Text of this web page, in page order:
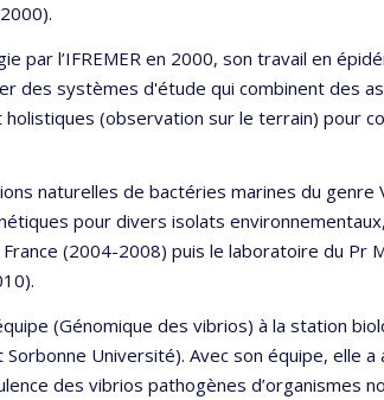
par l’IFREMER en 2000, son travail en
des systèmes d'étude qui combinent des
(observation sur le terrain) pour
naturelles de bactéries marines du genre
pour divers isolats
(2004-2008) puis le laboratoire du Pr
(Génomique des vibrios) à la station
Université). Avec son équipe, elle
des vibrios pathogènes d’organismes